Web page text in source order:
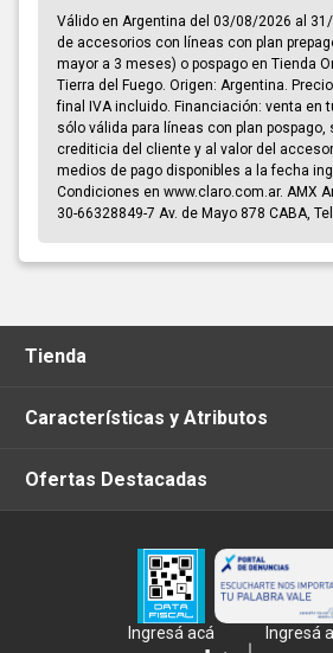
Válido en Argentina del 03/08/2026 al
de accesorios con líneas con plan
mayor a 3 meses) o pospago en Tienda
Tierra del Fuego. Origen: Argentina.
final IVA incluido. Financiación: venta en
sólo válida para líneas con plan pospago,
crediticia del cliente y al valor del
medios de pago disponibles a la fecha
Condiciones en www.claro.com.ar. AMX
30-66328849-7 Av. de Mayo 878 CABA,
Tienda
Características y Atributos
Ofertas Destacadas
Ingresá acá Ingresá